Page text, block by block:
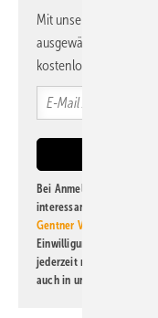
Mit unserem
ausgewählte
kostenlos direkt ins
Bei Anmeldung zu
interessante Verlags-
Gentner Verlag GmbH &
Einwilligung kann ich
jederzeit möglich.
auch in unserer